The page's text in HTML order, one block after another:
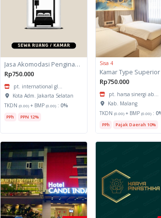
Jasa Akomodasi Penginapan
Rp750.000
pt. international gl...
Kota Adm. Jakarta Selatan
TKDN (0.00)+ BMP (0.00): 0%
PPh PPN 12%
Sisa 4
Kamar Type Superior
Rp750.000
pt. harsa sinergi ab...
Kab. Malang
TKDN (0.00)+ BMP (0.00):
PPh Pajak Daerah 10%